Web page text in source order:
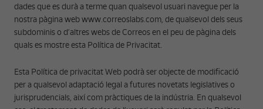
dades que es durà a terme quan qualsevol usuari navegue per la
nostra pàgina web www.correoslabs.com, de qualsevol dels seus
subdominis o d’altres webs de Correos en el peu de pàgina dels
quals es mostre esta Política de Privacitat.
Esta Política de privacitat Web podrà ser objecte de modificació
per a qualsevol adaptació legal a futures novetats legislatives o
jurisprudencials, així com pràctiques de la indústria. En qualsevol